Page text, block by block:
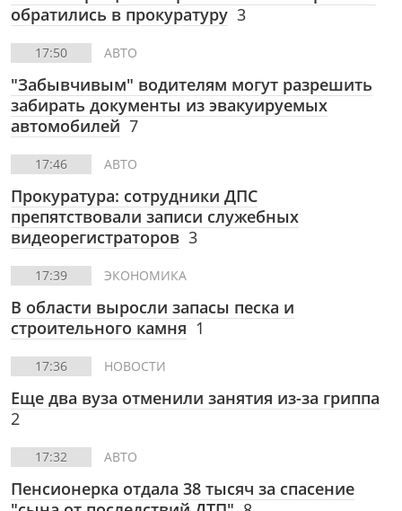
обратились в прокуратуру 3
17:50 АВТО
"Забывчивым" водителям могут разрешить
забирать документы из эвакуируемых
автомобилей 7
17:46 АВТО
Прокуратура: сотрудники ДПС
препятствовали записи служебных
видеорегистраторов 3
17:39 ЭКОНОМИКА
В области выросли запасы песка и
строительного камня 1
17:36 НОВОСТИ
Еще два вуза отменили занятия из-за гриппа
2
17:32 АВТО
Пенсионерка отдала 38 тысяч за спасение